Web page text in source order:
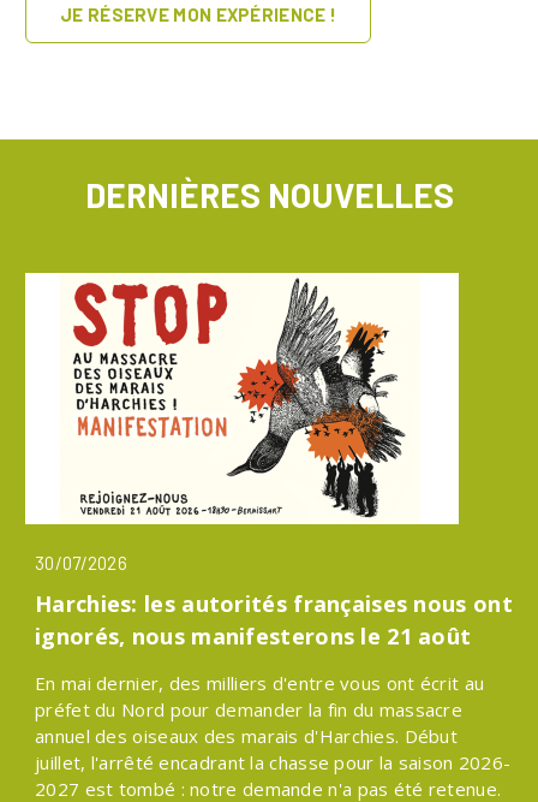
JE RÉSERVE MON EXPÉRIENCE !
DERNIÈRES NOUVELLES
30/07/2026
Harchies: les autorités françaises nous ont
ignorés, nous manifesterons le 21 août
En mai dernier, des milliers d'entre vous ont écrit au
préfet du Nord pour demander la fin du massacre
annuel des oiseaux des marais d'Harchies. Début
juillet, l'arrêté encadrant la chasse pour la saison 2026-
2027 est tombé : notre demande n'a pas été retenue.